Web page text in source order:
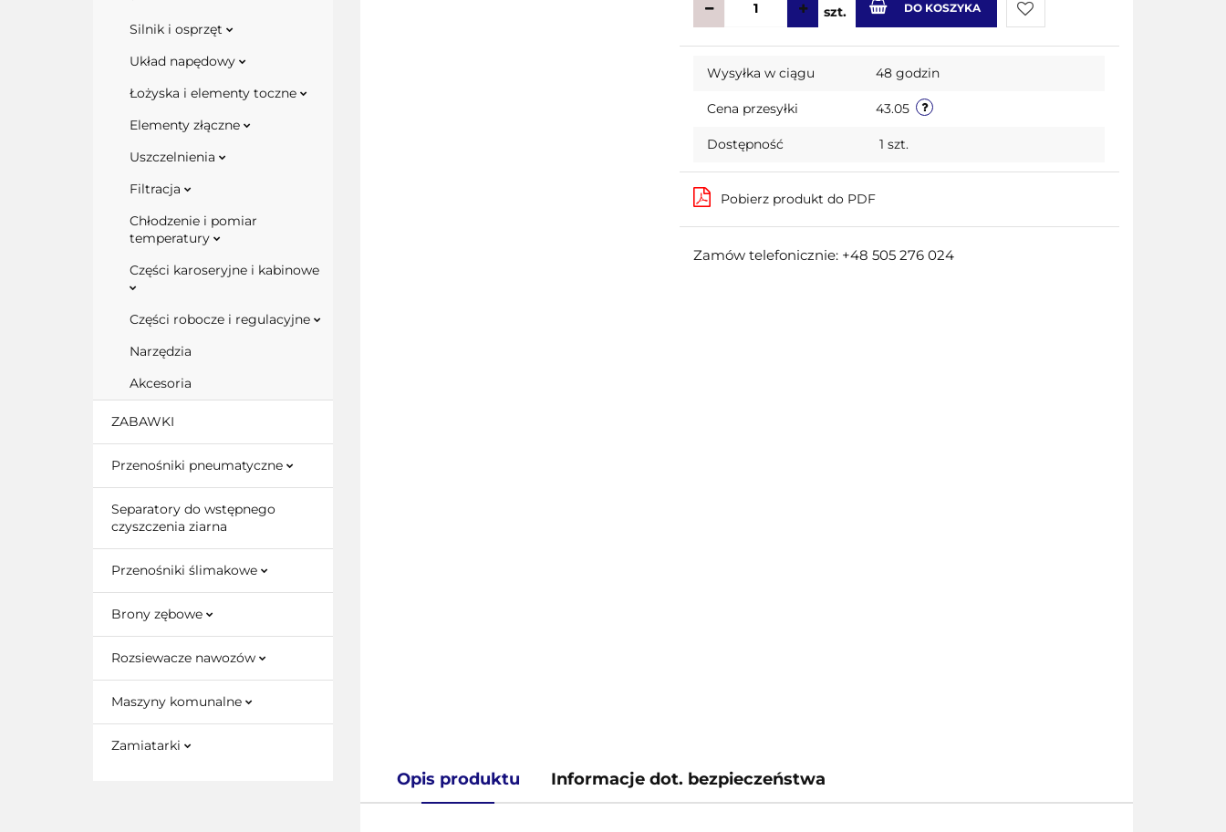
Silnik i osprzęt
Układ napędowy
Łożyska i elementy toczne
Elementy złączne
Uszczelnienia
Filtracja
Chłodzenie i pomiar
temperatury
Części karoseryjne i kabinowe
Części robocze i regulacyjne
Narzędzia
Akcesoria
ZABAWKI
Przenośniki pneumatyczne
Separatory do wstępnego
czyszczenia ziarna
Przenośniki ślimakowe
Brony zębowe
Rozsiewacze nawozów
Maszyny komunalne
Zamiatarki
szt. DO KOSZYKA
Do
Wysyłka w ciągu 48 godzin
Cena przesyłki 43.05
Dostępność 1 szt.
Pobierz produkt do PDF
Zamów telefonicznie: +48 505 276 024
Opis produktu Informacje dot. bezpieczeństwa